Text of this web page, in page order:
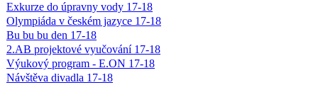
Exkurze do úpravny vody 17-18
Olympiáda v českém jazyce 17-18
Bu bu bu den 17-18
2.AB projektové vyučování 17-18
Výukový program - E.ON 17-18
Návštěva divadla 17-18